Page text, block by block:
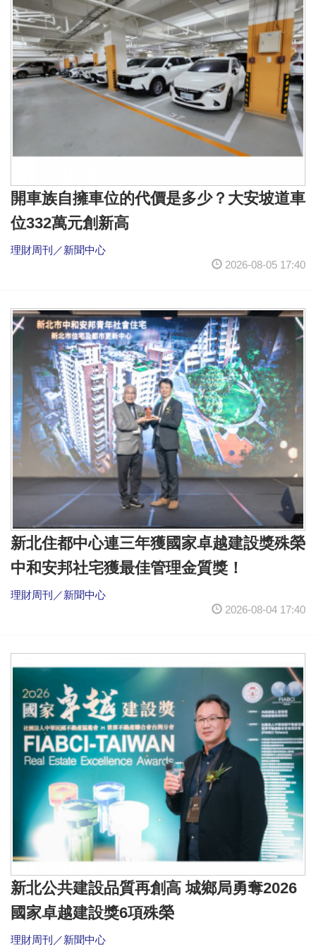
開車族自擁車位的代價是多少？大安坡道車
位332萬元創新高
理財周刊／新聞中心
2026-08-05 17:40
新北住都中心連三年獲國家卓越建設獎殊榮
中和安邦社宅獲最佳管理金質獎！
理財周刊／新聞中心
2026-08-04 17:40
新北公共建設品質再創高 城鄉局勇奪2026
國家卓越建設獎6項殊榮
理財周刊／新聞中心